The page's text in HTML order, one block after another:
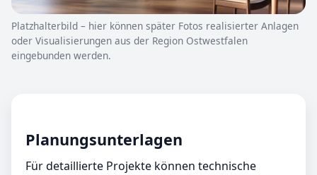
Platzhalterbild – hier können später Fotos realisierter Anlagen
oder Visualisierungen aus der Region Ostwestfalen
eingebunden werden.
Planungsunterlagen
Für detaillierte Projekte können technische